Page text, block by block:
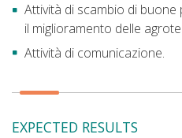
Attività di scambio di
il miglioramento delle
Attività di comunicazione.
EXPECTED RESULTS